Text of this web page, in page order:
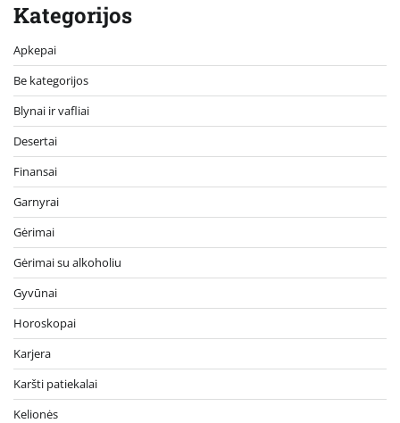
Kategorijos
Apkepai
Be kategorijos
Blynai ir vafliai
Desertai
Finansai
Garnyrai
Gėrimai
Gėrimai su alkoholiu
Gyvūnai
Horoskopai
Karjera
Karšti patiekalai
Kelionės